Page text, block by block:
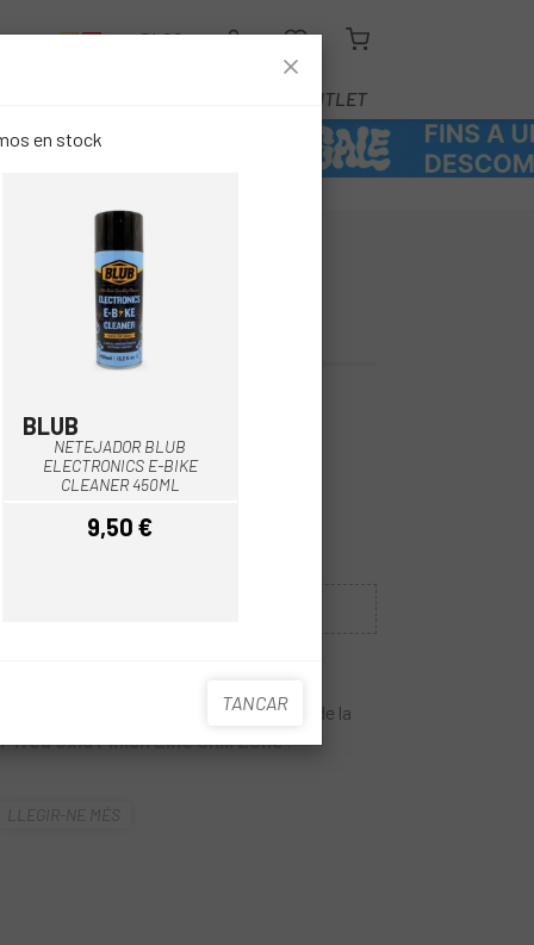
BLOG
OUTLET
ÒXID
ZONE
en stock
BLUB
NETEJADOR BLUB
ELECTRONICS E-BIKE
CLEANER 450ML
Preu
9,50 €
TANCAR
l'òxid de la cadena o d'altres parts de la
Treu òxid Finish Line Chill Zone.
el seu total funcionament. Després de
LLEGIR-NE MÉS